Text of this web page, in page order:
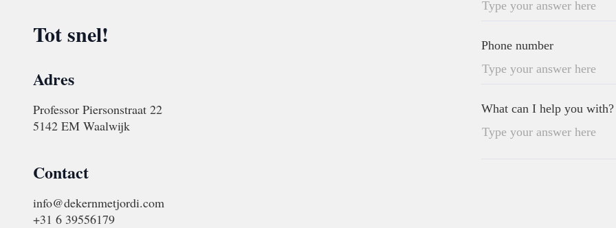
Tot snel!
Adres
Professor Piersonstraat 22
5142 EM Waalwijk
Contact
info@dekernmetjordi.com
+31 6 39556179
Phone number
What can I help you